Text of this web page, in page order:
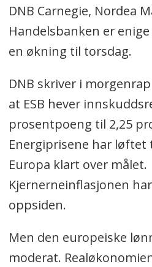
DNB Carnegie, Nordea
Handelsbanken er
en økning til torsdag.
DNB skriver i
at ESB hever
prosentpoeng til 2,25
Energiprisene har
Europa klart over målet.
Kjernerneinflasjonen
oppsiden.
Men den europeiske
moderat.